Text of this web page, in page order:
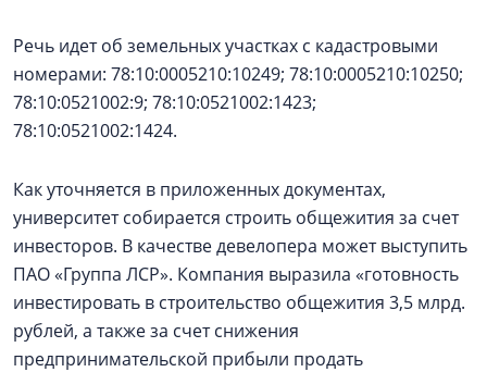
Речь идет об земельных участках с кадастровыми
номерами: 78:10:0005210:10249; 78:10:0005210:10250;
78:10:0521002:9; 78:10:0521002:1423;
78:10:0521002:1424.
Как уточняется в приложенных документах,
университет собирается строить общежития за счет
инвесторов. В качестве девелопера может выступить
ПАО «Группа ЛСР». Компания выразила «готовность
инвестировать в строительство общежития 3,5 млрд.
рублей, а также за счет снижения
предпринимательской прибыли продать